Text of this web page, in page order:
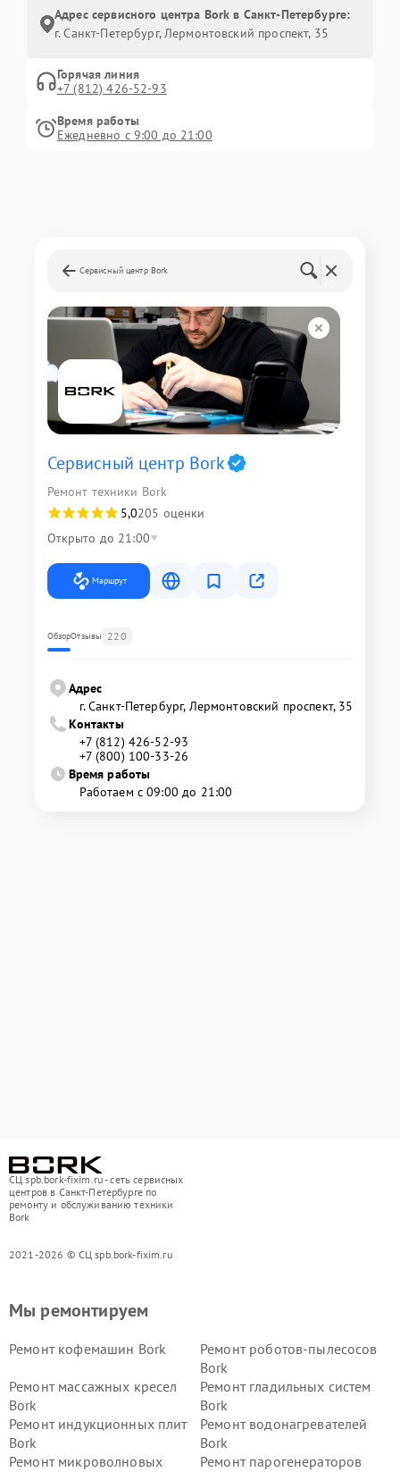
Адрес сервисного центра Bork в Санкт-Петербурге:
г. Санкт-Петербург, Лермонтовский проспект, 35
Горячая линия
+7 (812) 426-52-93
Время работы
Ежедневно с 9:00 до 21:00
Сервисный центр Bork
Сервисный центр Bork
Ремонт техники Bork
5,0205 оценки
Открыто до 21:00
Маршрут
ОбзорОтзывы 220
Адрес
г. Санкт-Петербург, Лермонтовский проспект, 35
Контакты
+7 (812) 426-52-93
+7 (800) 100-33-26
Время работы
Работаем с 09:00 до 21:00
СЦ spb.bork-fixim.ru - сеть сервисных
центров в Санкт-Петербурге по
ремонту и обслуживанию техники
Bork
2021-2026 © СЦ spb.bork-fixim.ru
Мы ремонтируем
Ремонт кофемашин Bork
Ремонт роботов-пылесосов
Bork
Ремонт массажных кресел
Bork
Ремонт гладильных систем
Bork
Ремонт индукционных плит
Bork
Ремонт водонагревателей
Bork
Ремонт микроволновых
Ремонт парогенераторов